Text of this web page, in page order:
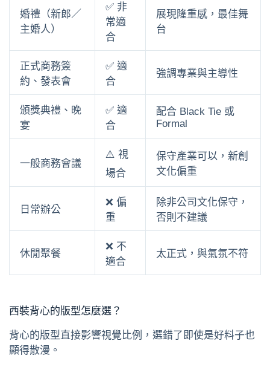
婚禮（新郎／
主婚人）
✅ 非
常適
合
展現隆重感，最佳舞
台
正式商務簽
約、發表會
✅ 適
合
強調專業與主導性
頒獎典禮、晚
宴
✅ 適
合
配合 Black Tie 或
Formal
一般商務會議
⚠️ 視
場合
保守產業可以，新創
文化偏重
日常辦公
❌ 偏
重
除非公司文化保守，
否則不建議
休閒聚餐
❌ 不
適合
太正式，與氣氛不符
西裝背心的版型怎麼選？
背心的版型直接影響視覺比例，選錯了即使是好料子也
顯得散漫。